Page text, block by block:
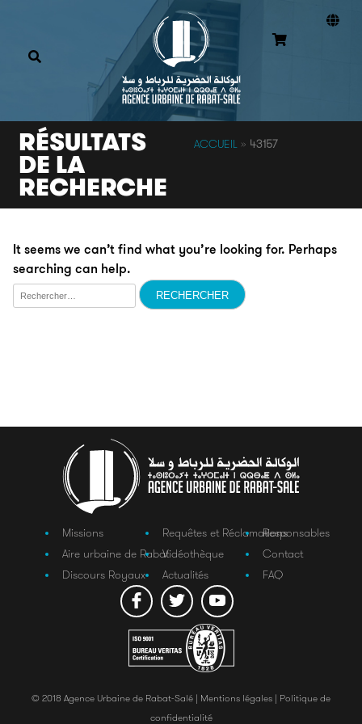
RÉSULTATS
DE LA
RECHERCHE
ACCUEIL » 43157
It seems we can’t find what you’re looking for. Perhaps
searching can help.
Rechercher :
Missions
Aire urbaine de Rabat
Discours Royaux
Requêtes et Réclamations
Vidéothèque
Actualités
Responsables
Contact
FAQ
© 2018 Agence Urbaine de Rabat-Salé | Mentions légales | Politique de
confidentialité